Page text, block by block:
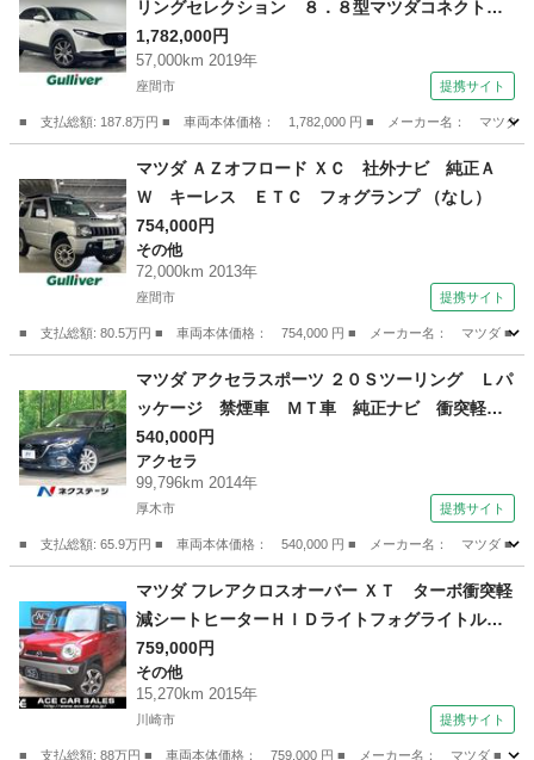
リングセレクション ８．８型マツダコネクトＳ
Ｄナビ ＴＶ ＣＤ ＤＶＤ ＢＴ ＵＳＢ Ｈ
ＤＭＩ ３６０度カメラ ドライバーモニタリン
グ ｉアクティブセンス ＡＣＣ ブラインドス
ポットモニター 衝突被害軽減ブレーキ （検8.9）
1,782,000円
57,000km 2019年
座間市 提携サイト
■ 支払総額: 187.8万円 ■ 車両本体価格： 1,782,000 円 ■ メーカー名： マツダ
マツダ
マツダ ＡＺオフロード ＸＣ 社外ナビ 純正Ａ
Ｗ キーレス ＥＴＣ フォグランプ （なし）
754,000円
その他
72,000km 2013年
座間市 提携サイト
■ 支払総額: 80.5万円 ■ 車両本体価格： 754,000 円 ■ メーカー名： マツダ
その他
マツダ アクセラスポーツ ２０Ｓツーリング Ｌパ
ッケージ 禁煙車 ＭＴ車 純正ナビ 衝突軽減
装置 レーダークルーズ レザーシート パワー
シート シートヒーター ドラレコ コーナーセ
ンサー スマートキー ＨＩＤヘッド 純正１８
インチアルミ オートライト （検9.6）
540,000円
アクセラ
99,796km 2014年
厚木市 提携サイト
■ 支払総額: 65.9万円 ■ 車両本体価格： 540,000 円 ■ メーカー名： マツダ ■
アクセラ
マツダ フレアクロスオーバー ＸＴ ターボ衝突軽
減シートヒーターＨＩＤライトフォグライトルー
フレールスマキープッシュＳナビ地デジフルセグ
ＴＶバックカメラＥＴＣ純正アルミオートＡＣ横
滑り防止チェーン駆動Ｒ０６Ａエンジン１オナ禁
759,000円
その他
15,270km 2015年
川崎市 提携サイト
■ 支払総額: 88万円 ■ 車両本体価格： 759,000 円 ■ メーカー名： マツダ ■ 車種